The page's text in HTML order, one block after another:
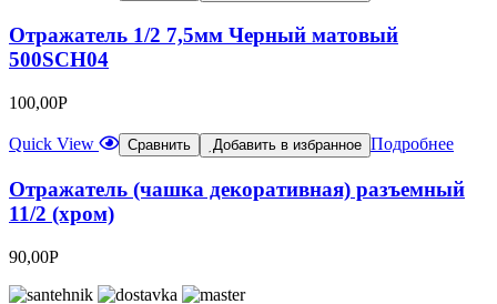
Отражатель 1/2 7,5мм Черный матовый
500SCH04
100,00Р
Quick View Сравнить Добавить в избранное Подробнее
Отражатель (чашка декоративная) разъемный
11/2 (хром)
90,00Р